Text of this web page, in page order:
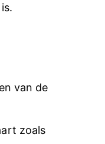
van de
zoals